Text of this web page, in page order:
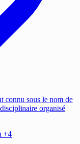
connu sous le nom de
organisé
+4